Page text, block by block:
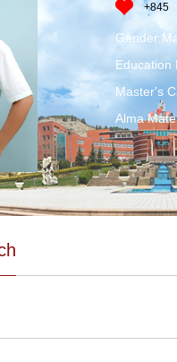
+845
Education
Master's
Alma